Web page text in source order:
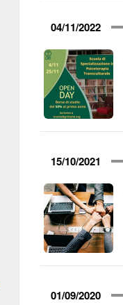
04/11/2022
15/10/2021
01/09/2020